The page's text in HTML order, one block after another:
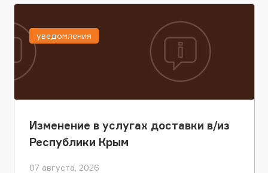
Изменение в услугах доставки в/из
Республики Крым
07 августа, 2026
уведомления